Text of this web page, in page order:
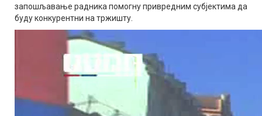
запошљавање радника помогну привредним субјектима да
буду конкурентни на тржишту.